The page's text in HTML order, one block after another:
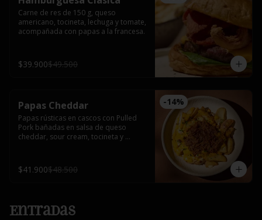
Carne de res de 150 g, queso
americano, tocineta, lechuga y tomate,
acompañada con papas a la francesa.
$39.900$49.500
-14%
Papas Cheddar
Papas rústicas en cascos con Pulled
Pork bañadas en salsa de queso
cheddar, sour cream, tocineta y
$41.900$48.500
Entradas